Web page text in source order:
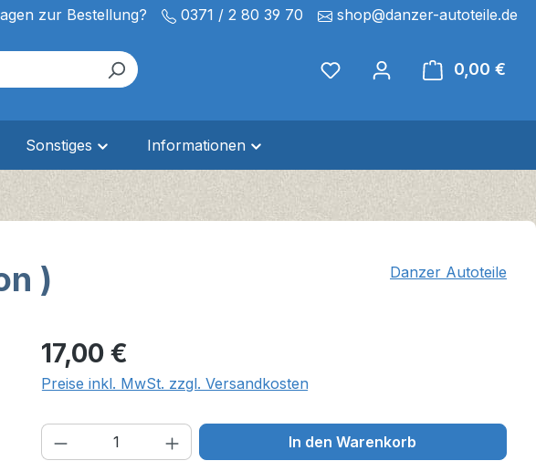
zur Bestellung? 0371 / 2 80 39 70 shop@danzer-autoteile.de
0,00 €
Sonstiges Informationen
) Danzer Autoteile
Regulärer Preis:
17,00 €
Preise inkl. MwSt. zzgl. Versandkosten
Produkt Anzahl: Gib den gewünschten Wert
In den Warenkorb